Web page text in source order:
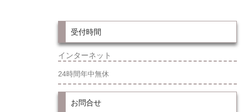
受付時間
インターネット
24時間年中無休
お問合せ